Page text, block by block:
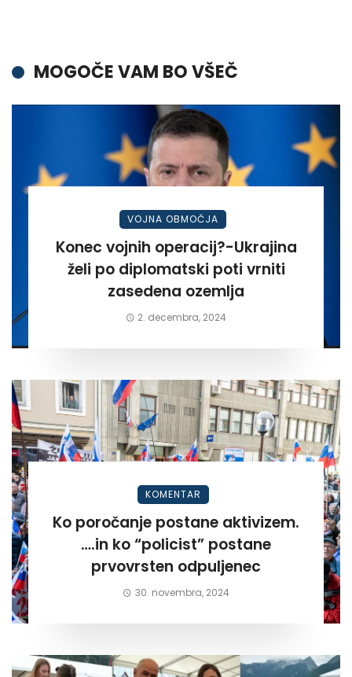
MOGOČE VAM BO VŠEČ
VOJNA OBMOČJA
Konec vojnih operacij?-Ukrajina
želi po diplomatski poti vrniti
zasedena ozemlja
2. decembra, 2024
KOMENTAR
Ko poročanje postane aktivizem.
….in ko “policist” postane
prvovrsten odpuljenec
30. novembra, 2024